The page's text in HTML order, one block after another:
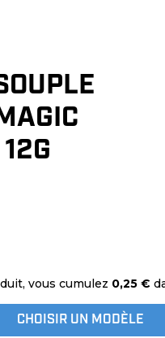
vous cumulez 0,25 €
CHOISIR UN MODÈLE